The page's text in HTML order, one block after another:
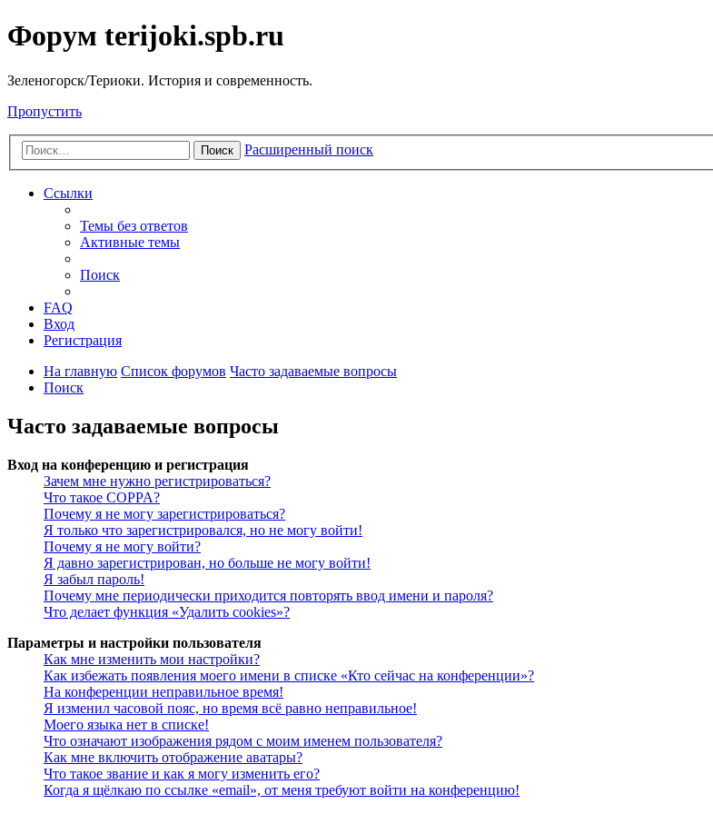
Форум terijoki.spb.ru
Зеленогорск/Териоки. История и современность.
Пропустить
Поиск Расширенный поиск
Ссылки
Темы без ответов
Активные темы
Поиск
FAQ
Вход
Регистрация
На главную Список форумов Часто задаваемые вопросы
Поиск
Часто задаваемые вопросы
Вход на конференцию и регистрация
Зачем мне нужно регистрироваться?
Что такое COPPA?
Почему я не могу зарегистрироваться?
Я только что зарегистрировался, но не могу войти!
Почему я не могу войти?
Я давно зарегистрирован, но больше не могу войти!
Я забыл пароль!
Почему мне периодически приходится повторять ввод имени и пароля?
Что делает функция «Удалить cookies»?
Параметры и настройки пользователя
Как мне изменить мои настройки?
Как избежать появления моего имени в списке «Кто сейчас на конференции»?
На конференции неправильное время!
Я изменил часовой пояс, но время всё равно неправильное!
Моего языка нет в списке!
Что означают изображения рядом с моим именем пользователя?
Как мне включить отображение аватары?
Что такое звание и как я могу изменить его?
Когда я щёлкаю по ссылке «email», от меня требуют войти на конференцию!